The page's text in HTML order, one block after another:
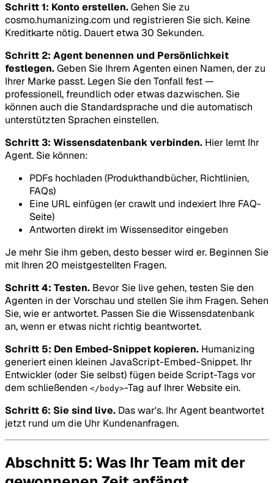
Schritt 1: Konto erstellen.Gehen Sie zu
cosmo.humanizing.com und registrieren Sie sich. Keine
Kreditkarte nötig. Dauert etwa 30 Sekunden.
Schritt 2: Agent benennen und Persönlichkeit
festlegen.Geben Sie Ihrem Agenten einen Namen, der zu
Ihrer Marke passt. Legen Sie den Tonfall fest —
professionell, freundlich oder etwas dazwischen. Sie
können auch die Standardsprache und die automatisch
unterstützten Sprachen einstellen.
Schritt 3: Wissensdatenbank verbinden. Hier lernt Ihr
Agent. Sie können:
PDFs hochladen (Produkthandbücher, Richtlinien,
FAQs)
Eine URL einfügen (er crawlt und indexiert Ihre FAQ-
Seite)
Antworten direkt im Wissenseditor eingeben
Je mehr Sie ihm geben, desto besser wird er. Beginnen Sie
mit Ihren 20 meistgestellten Fragen.
Schritt 4: Testen. Bevor Sie live gehen, testen Sie den
Agenten in der Vorschau und stellen Sie ihm Fragen. Sehen
Sie, wie er antwortet. Passen Sie die Wissensdatenbank
an, wenn er etwas nicht richtig beantwortet.
Schritt 5: Den Embed-Snippet kopieren. Humanizing
generiert einen kleinen JavaScript-Embed-Snippet. Ihr
Entwickler (oder Sie selbst) fügen beide Script-Tags vor
dem schließenden </body>-Tag auf Ihrer Website ein.
Schritt 6: Sie sind live. Das war's. Ihr Agent beantwortet
jetzt rund um die Uhr Kundenanfragen.
Abschnitt 5: Was Ihr Team mit der